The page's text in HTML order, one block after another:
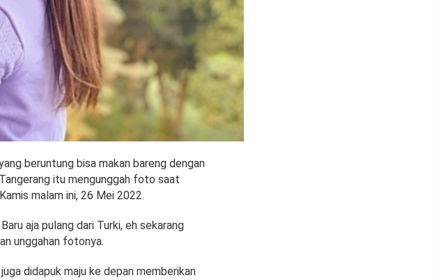
beruntung bisa makan bareng dengan
itu mengunggah foto saat
malam ini, 26 Mei 2022.
aja pulang dari Turki, eh sekarang
unggahan fotonya.
didapuk maju ke depan memberikan